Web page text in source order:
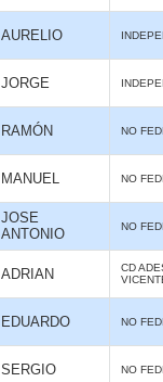
AURELIO
JORGE
RAMÓN NO
MANUEL NO
JOSE
ANTONIO
NO
ADRIAN
CD
EDUARDO NO
SERGIO NO